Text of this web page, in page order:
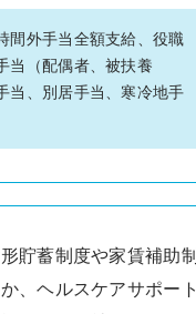
間外手当全額支給、役職
当（配偶者、被扶養
当、別居手当、寒冷地手
貯蓄制度や家賃補助制
、ヘルスケアサポート